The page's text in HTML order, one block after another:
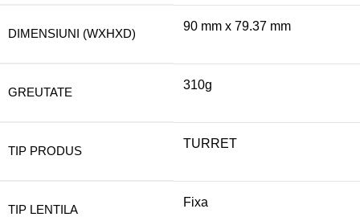
DIMENSIUNI (WXHXD)
90 mm x 79.37 mm
GREUTATE
310g
TIP PRODUS
TURRET
TIP LENTILA
Fixa